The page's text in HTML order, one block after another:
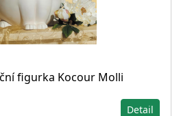
figurka Kocour Molli
Detail